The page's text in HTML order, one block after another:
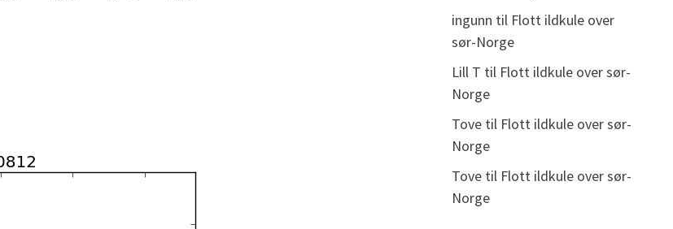
ingunn til Flott ildkule over
sør-Norge
Lill T til Flott ildkule over sør-
Norge
Tove til Flott ildkule over sør-
Norge
Tove til Flott ildkule over sør-
Norge